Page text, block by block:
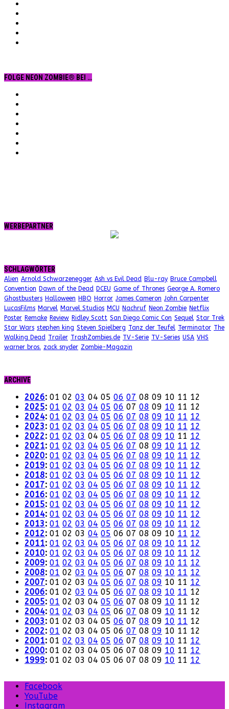
FOLGE NEON ZOMBIE® BEI …
WERBEPARTNER
SCHLAGWÖRTER
Alien Arnold Schwarzenegger Ash vs Evil Dead Blu-ray Bruce Campbell
Convention Dawn of the Dead DCEU Game of Thrones George A. Romero
Ghostbusters Halloween HBO Horror James Cameron John Carpenter
LucasFilms Marvel Marvel Studios MCU Nachruf Neon Zombie Netflix
Poster Remake Review Ridley Scott San Diego Comic Con Sequel Star Trek
Star Wars stephen king Steven Spielberg Tanz der Teufel Terminator The
Walking Dead Trailer TrashZombies.de TV-Serie TV-Series USA VHS
warner bros. zack snyder Zombie-Magazin
ARCHIVE
2026: 01 02 03 04 05 06 07 08 09 10 11 12
2025: 01 02 03 04 05 06 07 08 09 10 11 12
2024: 01 02 03 04 05 06 07 08 09 10 11 12
2023: 01 02 03 04 05 06 07 08 09 10 11 12
2022: 01 02 03 04 05 06 07 08 09 10 11 12
2021: 01 02 03 04 05 06 07 08 09 10 11 12
2020: 01 02 03 04 05 06 07 08 09 10 11 12
2019: 01 02 03 04 05 06 07 08 09 10 11 12
2018: 01 02 03 04 05 06 07 08 09 10 11 12
2017: 01 02 03 04 05 06 07 08 09 10 11 12
2016: 01 02 03 04 05 06 07 08 09 10 11 12
2015: 01 02 03 04 05 06 07 08 09 10 11 12
2014: 01 02 03 04 05 06 07 08 09 10 11 12
2013: 01 02 03 04 05 06 07 08 09 10 11 12
2012: 01 02 03 04 05 06 07 08 09 10 11 12
2011: 01 02 03 04 05 06 07 08 09 10 11 12
2010: 01 02 03 04 05 06 07 08 09 10 11 12
2009: 01 02 03 04 05 06 07 08 09 10 11 12
2008: 01 02 03 04 05 06 07 08 09 10 11 12
2007: 01 02 03 04 05 06 07 08 09 10 11 12
2006: 01 02 03 04 05 06 07 08 09 10 11 12
2005: 01 02 03 04 05 06 07 08 09 10 11 12
2004: 01 02 03 04 05 06 07 08 09 10 11 12
2003: 01 02 03 04 05 06 07 08 09 10 11 12
2002: 01 02 03 04 05 06 07 08 09 10 11 12
2001: 01 02 03 04 05 06 07 08 09 10 11 12
2000: 01 02 03 04 05 06 07 08 09 10 11 12
1999: 01 02 03 04 05 06 07 08 09 10 11 12
Facebook
YouTube
Instagram